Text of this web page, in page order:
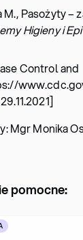
M., Pasożyty –
Higieny i
Control and
Mgr Monika
pomocne: